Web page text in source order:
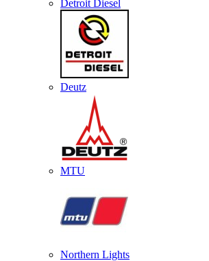
Detroit Diesel
Deutz
MTU
Northern Lights